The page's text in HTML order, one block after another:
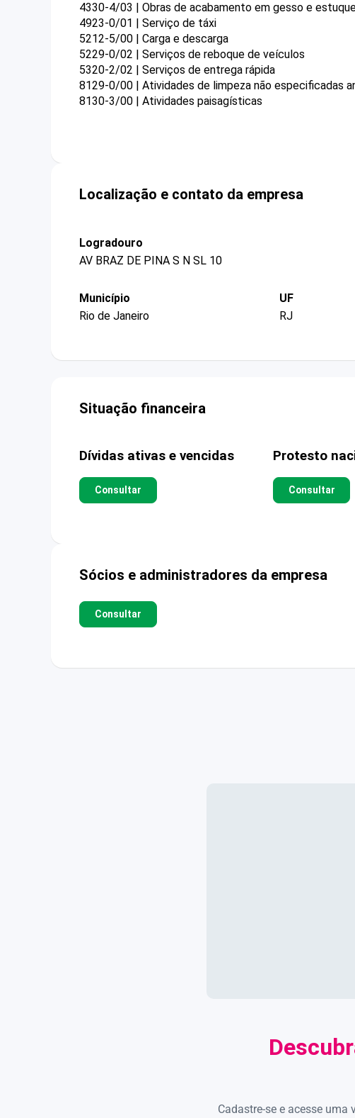
4330-4/03 | Obras de acabamento em gesso e
4923-0/01 | Serviço de táxi
5212-5/00 | Carga e descarga
5229-0/02 | Serviços de reboque de veículos
5320-2/02 | Serviços de entrega rápida
8129-0/00 | Atividades de limpeza não especificadas
8130-3/00 | Atividades paisagísticas
Localização e contato da empresa
Logradouro
AV BRAZ DE PINA S N SL 10
Município
Rio de Janeiro
UF
RJ
Situação financeira
Dívidas ativas e vencidas
Consultar
Protesto
Consultar
Sócios e administradores da empresa
Consultar
Cadastre-se e acesse